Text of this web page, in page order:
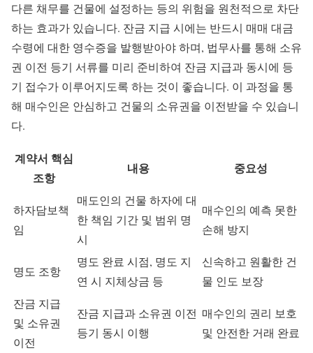
다른 채무를 건물에 설정하는 등의 위험을 원천적으로 차단
하는 효과가 있습니다. 잔금 지급 시에는 반드시 매매 대금
수령에 대한 영수증을 발행받아야 하며, 법무사를 통해 소유
권 이전 등기 서류를 미리 준비하여 잔금 지급과 동시에 등
기 접수가 이루어지도록 하는 것이 좋습니다. 이 과정을 통
해 매수인은 안심하고 건물의 소유권을 이전받을 수 있습니
다.
계약서 핵심
조항
내용 중요성
하자담보책
임
매도인의 건물 하자에 대
한 책임 기간 및 범위 명
시
매수인의 예측 못한
손해 방지
명도 조항
명도 완료 시점, 명도 지
연 시 지체상금 등
신속하고 원활한 건
물 인도 보장
잔금 지급
및 소유권
이전
잔금 지급과 소유권 이전
등기 동시 이행
매수인의 권리 보호
및 안전한 거래 완료